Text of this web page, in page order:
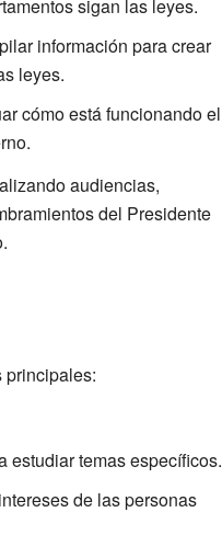
sigan las leyes.
información para crear
leyes.
cómo está funcionando el
audiencias,
del Presidente
principales:
estudiar temas específicos.
de las personas